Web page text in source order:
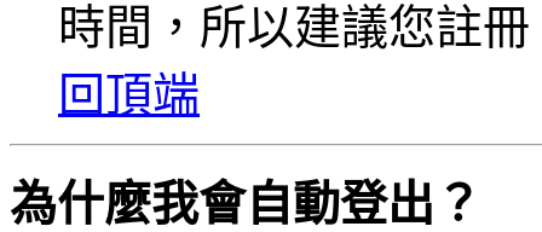
時間，所以建議您註冊
回頂端
為什麼我會自動登出？